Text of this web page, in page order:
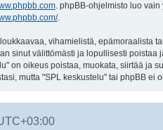
. phpBB-ohjelmisto luo
.
vihamielistä, epämoraalista
sinut välittömästi ja lopullisesti
on oikeus poistaa, muokata, siirtää ja
mutta "SPL keskustelu" tai phpBB